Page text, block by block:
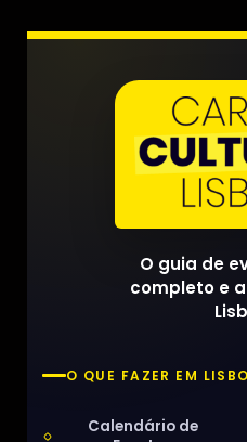
O guia de
completo e
O QUE FAZER EM
Calendário de